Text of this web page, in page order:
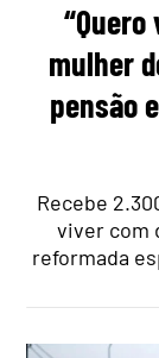
mulher
pensão
Recebe
viver com
reformada